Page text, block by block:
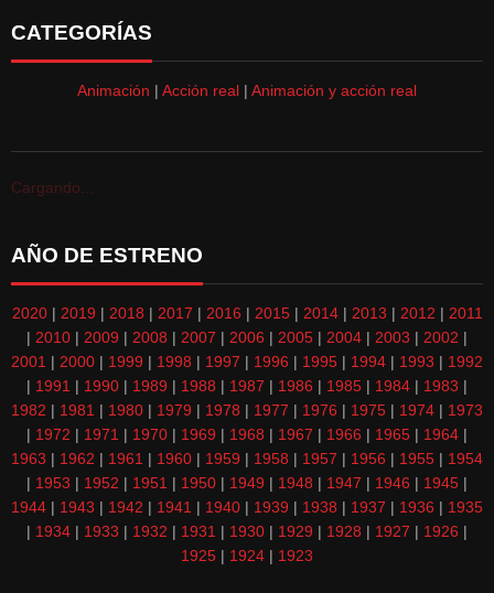
CATEGORÍAS
Animación | Acción real | Animación y acción real
Cargando...
AÑO DE ESTRENO
2020| 2019 | 2018 | 2017 | 2016 | 2015| 2014| 2013 | 2012 | 2011
| 2010 | 2009 | 2008 | 2007 | 2006 | 2005 | 2004 | 2003 | 2002 |
2001 | 2000 | 1999 | 1998 | 1997 | 1996 | 1995 | 1994 | 1993 | 1992
| 1991 | 1990 | 1989 | 1988 | 1987 | 1986 | 1985 | 1984 | 1983 |
1982 | 1981 | 1980 | 1979 | 1978 | 1977 | 1976 | 1975 | 1974 | 1973
| 1972 | 1971 | 1970 | 1969 | 1968 | 1967 | 1966 | 1965 | 1964 |
1963 | 1962 | 1961 | 1960 | 1959 | 1958 | 1957 | 1956 | 1955 | 1954
| 1953 | 1952 | 1951 | 1950 | 1949 | 1948 | 1947 | 1946 | 1945 |
1944 | 1943 | 1942 | 1941 | 1940 | 1939 | 1938 | 1937 | 1936 | 1935
| 1934 | 1933 | 1932 | 1931 | 1930 | 1929 | 1928 | 1927 | 1926 |
1925 | 1924 | 1923